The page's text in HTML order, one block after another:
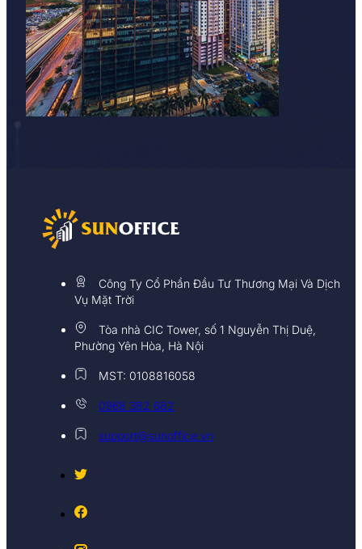
Công Ty Cổ Phần Đầu Tư Thương Mại Và Dịch
Vụ Mặt Trời
Tòa nhà CIC Tower, số 1 Nguyễn Thị Duệ,
Phường Yên Hòa, Hà Nội
MST: 0108816058
0968 382 682
support@sunoffice.vn